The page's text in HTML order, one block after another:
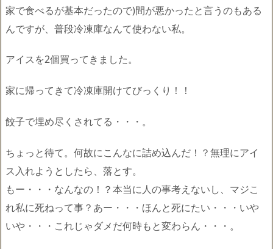
家で食べるが基本だったので)間が悪かったと言うのもある
んですが、普段冷凍庫なんて使わない私。
アイスを2個買ってきました。
家に帰ってきて冷凍庫開けてびっくり！！
餃子で埋め尽くされてる・・・。
ちょっと待て。何故にこんなに詰め込んだ！？無理にアイ
ス入れようとしたら、落とす。
もー・・・なんなの！？本当に人の事考えないし、マジこ
れ私に死ねって事？あー・・・ほんと死にたい・・・いや
いや・・・これじゃダメだ何時もと変わらん・・・。